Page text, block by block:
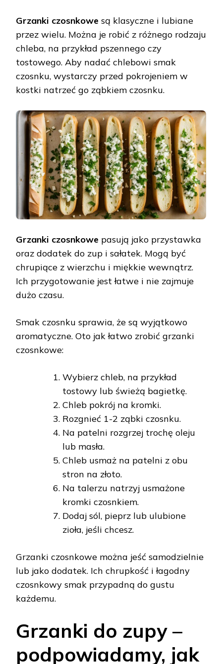
Grzanki czosnkowe są klasyczne i lubiane
przez wielu. Można je robić z różnego rodzaju
chleba, na przykład pszennego czy
tostowego. Aby nadać chlebowi smak
czosnku, wystarczy przed pokrojeniem w
kostki natrzeć go ząbkiem czosnku.
Grzanki czosnkowe pasują jako przystawka
oraz dodatek do zup i sałatek. Mogą być
chrupiące z wierzchu i miękkie wewnątrz.
Ich przygotowanie jest łatwe i nie zajmuje
dużo czasu.
Smak czosnku sprawia, że są wyjątkowo
aromatyczne. Oto jak łatwo zrobić grzanki
czosnkowe:
Wybierz chleb, na przykład
tostowy lub świeżą bagietkę.
Chleb pokrój na kromki.
Rozgnieć 1-2 ząbki czosnku.
Na patelni rozgrzej trochę oleju
lub masła.
Chleb usmaż na patelni z obu
stron na złoto.
Na talerzu natrzyj usmażone
kromki czosnkiem.
Dodaj sól, pieprz lub ulubione
zioła, jeśli chcesz.
Grzanki czosnkowe można jeść samodzielnie
lub jako dodatek. Ich chrupkość i łagodny
czosnkowy smak przypadną do gustu
każdemu.
Grzanki do zupy –
podpowiadamy, jak